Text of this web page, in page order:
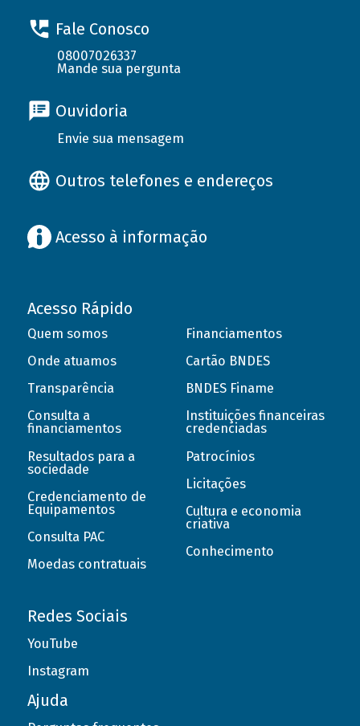
Fale Conosco
08007026337
Mande sua pergunta
Ouvidoria
Envie sua mensagem
Outros telefones e endereços
Acesso à informação
Acesso Rápido
Quem somos
Onde atuamos
Transparência
Consulta a
financiamentos
Resultados para a
sociedade
Credenciamento de
Equipamentos
Consulta PAC
Moedas contratuais
Financiamentos
Cartão BNDES
BNDES Finame
Instituições financeiras
credenciadas
Patrocínios
Licitações
Cultura e economia
criativa
Conhecimento
Redes Sociais
YouTube
Instagram
Ajuda